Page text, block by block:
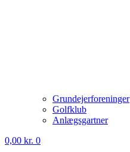
Grundejerforeninger
Golfklub
Anlægsgartner
0,00 kr. 0